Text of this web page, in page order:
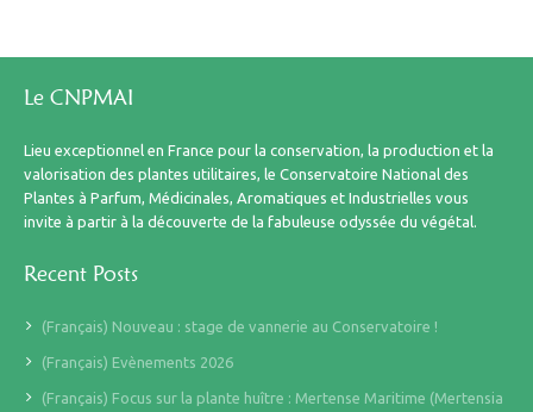
Le CNPMAI
Lieu exceptionnel en France pour la conservation, la production et la
valorisation des plantes utilitaires, le Conservatoire National des
Plantes à Parfum, Médicinales, Aromatiques et Industrielles vous
invite à partir à la découverte de la fabuleuse odyssée du végétal.
Recent Posts
(Français) Nouveau : stage de vannerie au Conservatoire !
(Français) Evènements 2026
(Français) Focus sur la plante huître : Mertense Maritime (Mertensia